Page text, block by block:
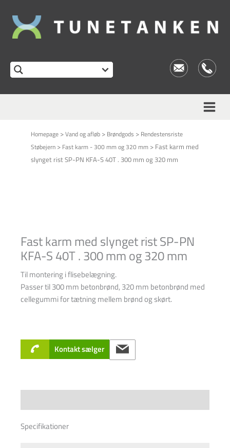
Homepage >Vand og afløb > Brøndgods > Rendestensriste
Støbejern > Fast karm - 300 mm og 320 mm > Fast karm med
slynget rist SP-PN KFA-S 40T . 300 mm og 320 mm
Fast karm med slynget rist SP-PN
KFA-S 40T . 300 mm og 320 mm
Til montering i flisebelægning.
Passer til 300 mm betonbrønd, 320 mm betonbrønd med
cellegummi for tætning mellem brønd og skørt.
Kontakt sælger
Specifikationer